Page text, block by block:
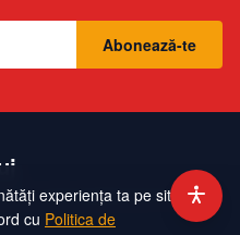
Abonează-te
de ConfidențialitateHartă Site
experiența ta pe site.
cu Politica de